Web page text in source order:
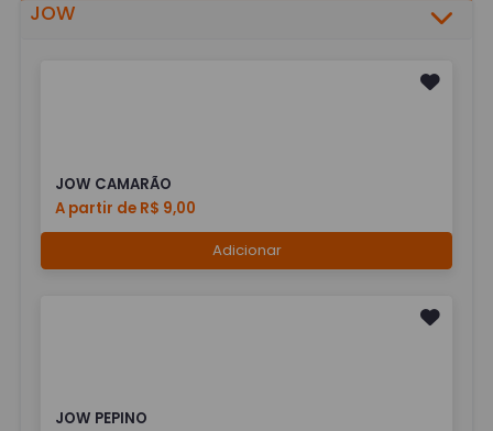
JOW
JOW CAMARÃO
A partir de R$ 9,00
Adicionar
JOW PEPINO